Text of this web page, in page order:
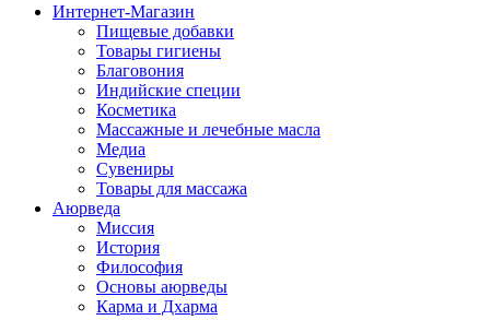
Интернет-Магазин
Пищевые добавки
Товары гигиены
Благовония
Индийские специи
Косметика
Массажные и лечебные масла
Медиа
Сувениры
Товары для массажа
Аюрведа
Миссия
История
Философия
Основы аюрведы
Карма и Дхарма